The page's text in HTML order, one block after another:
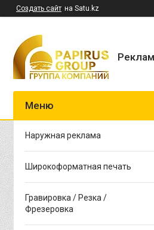
Создать сайт на Satu.kz
Наружная реклама
Широкоформатная печать
Гравировка / Резка /
Фрезеровка